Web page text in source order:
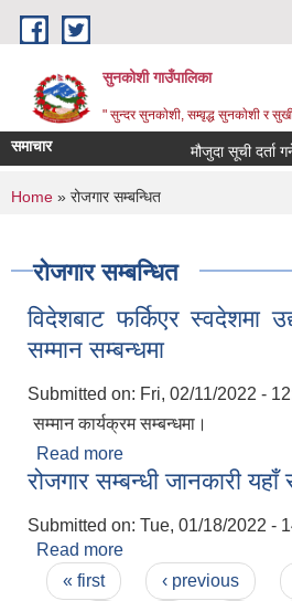
Skip to main content
सुनकोशी गाउँपालिका
" सुन्दर सुनकाेशी, सम्वृद्ध सुनकाेशी र
समाचार मौजुदा सूची दर्ता गर्ने
You are here
Home » रोजगार सम्बन्धित
रोजगार सम्बन्धित
विदेशबाट फर्किएर स्वदेशमा
सम्मान सम्बन्धमा
Submitted on: Fri, 02/11/2022 -
सम्मान कार्यक्रम सम्बन्धमा।
Read more
सम्मान सम्बन्धमा
रोजगार सम्बन्धी जानकारी
Submitted on: Tue, 01/18/2022 -
Read more
Pages
« first ‹ previous